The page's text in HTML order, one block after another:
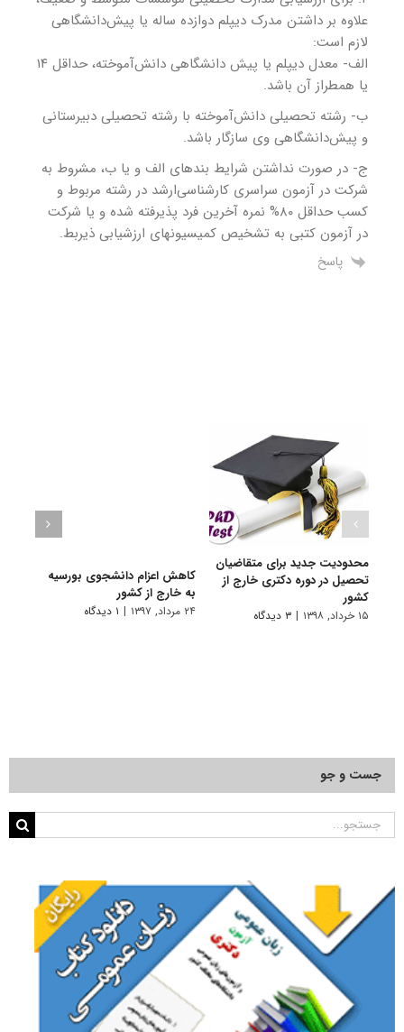
علاوه بر داشتن مدرک دیپلم دوازده ساله یا پیش‌دانشگاهی
لازم است:
الف- معدل دیپلم یا پیش دانشگاهی دانش‌‏آموخته، حداقل ۱۴
یا همطراز آن باشد.
ب- رشته تحصیلی دانش‌آموخته با رشته تحصیلی دبیرستانی
و پیش‌دانشگاهی وی سازگار باشد.
ج- در صورت نداشتن شرایط بندهای الف و یا ب، مشروط به
شرکت در آزمون سراسری کارشناسی‌‏ارشد در رشته مربوط و
کسب حداقل ۸۰% نمره آخرین فرد پذیرفته شده و یا شرکت
در آزمون کتبی به تشخیص کمیسیون‏های ارزشیابی ذیربط.
پاسخ
محدودیت جدید برای متقاضیان
تحصیل در دوره دکتری خارج از
کشور
۱۵ خرداد, ۱۳۹۸ | ۳ دیدگاه
کاهش اعزام دانشجوی بورسیه
به خارج از کشور
۲۴ مرداد, ۱۳۹۷ | ۱ دیدگاه
جست و جو
جستجو